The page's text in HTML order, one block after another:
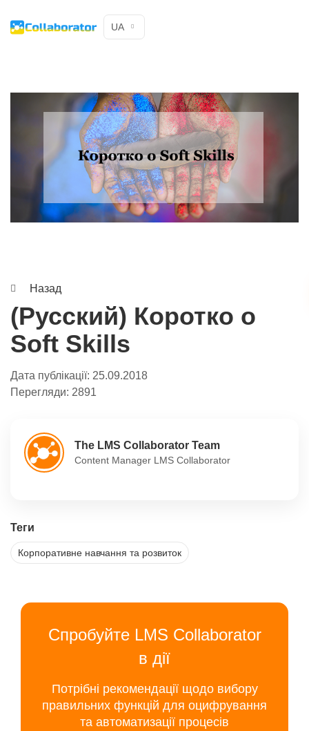
UA
Назад
(Русский) Коротко о
Soft Skills
Дата публікації: 25.09.2018
Перегляди: 2891
The LMS Collaborator Team
Content Manager LMS Collaborator
Теги
Корпоративне навчання та розвиток
Спробуйте LMS Collaborator
в дії
Потрібні рекомендації щодо вибору
правильних функцій для оцифрування
та автоматизації процесів